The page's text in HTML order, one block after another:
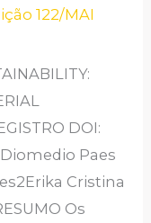
122/MAI
DOI:
Diomedio Paes
Cristina
Os